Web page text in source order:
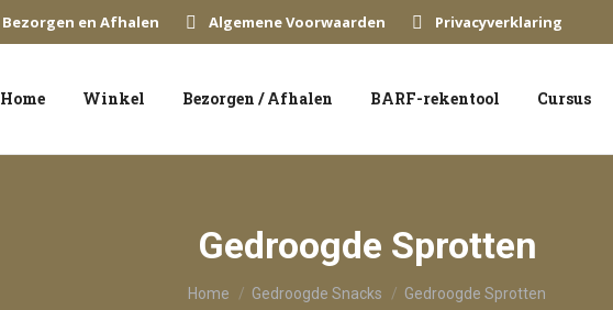
Bezorgen en Afhalen Algemene Voorwaarden Privacyverklaring
Home Winkel Bezorgen / Afhalen BARF-rekentool Cursus
Gedroogde Sprotten
Je bent hier:
Home Gedroogde Snacks Gedroogde Sprotten